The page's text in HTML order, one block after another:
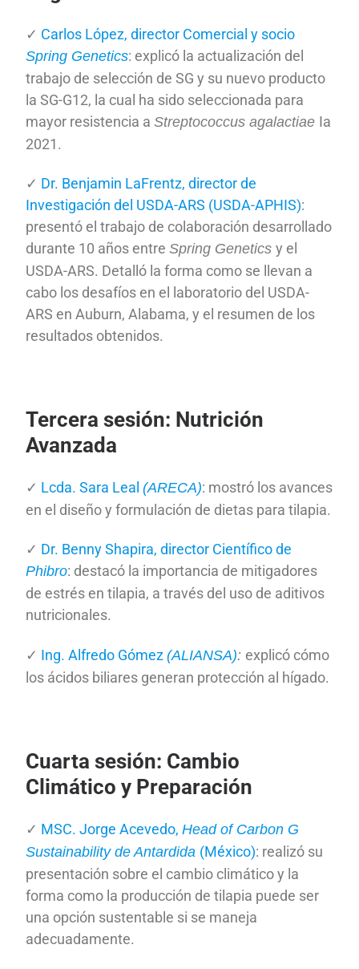
✓ Carlos López, director Comercial y socio
Spring Genetics: explicó la actualización del
trabajo de selección de SG y su nuevo producto
la SG-G12, la cual ha sido seleccionada para
mayor resistencia aStreptococcus agalactiae Ia
2021.
✓ Dr. Benjamin LaFrentz, director de
Investigación del USDA-ARS (USDA-APHIS):
presentó el trabajo de colaboración desarrollado
durante 10 años entreSpring Geneticsy el
USDA-ARS. Detalló la forma como se llevan a
cabo los desafíos en el laboratorio del USDA-
ARS en Auburn, Alabama, y el resumen de los
resultados obtenidos.
Tercera sesión: Nutrición
Avanzada
✓ Lcda. Sara Leal(ARECA): mostró los avances
en el diseño y formulación de dietas para tilapia.
✓ Dr. Benny Shapira, director Científico de
Phibro: destacó la importancia de mitigadores
de estrés en tilapia, a través del uso de aditivos
nutricionales.
✓ Ing. Alfredo Gómez(ALIANSA): explicó cómo
los ácidos biliares generan protección al hígado.
Cuarta sesión: Cambio
Climático y Preparación
✓ MSC. Jorge Acevedo,Head of Carbon G
Sustainability de Antardida (México): realizó su
presentación sobre el cambio climático y la
forma como la producción de tilapia puede ser
una opción sustentable si se maneja
adecuadamente.